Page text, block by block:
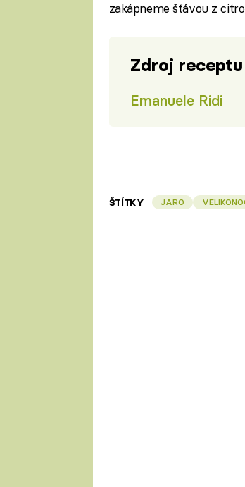
zakápneme šťávou z
Zdroj receptu
Emanuele Ridi
ŠTÍTKY JARO